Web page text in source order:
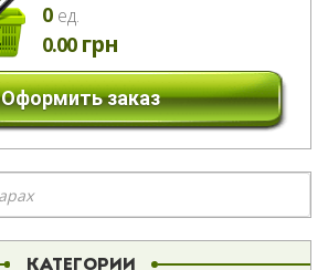
0eд.
0.00 грн
Оформить заказ
КАТЕГОРИИ